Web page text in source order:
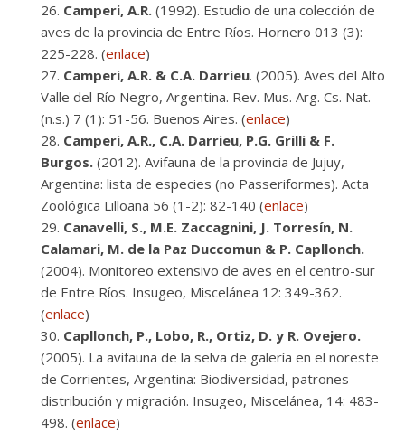
Camperi, A.R. (1992). Estudio de una colección de
aves de la provincia de Entre Ríos. Hornero 013 (3):
225-228. (enlace)
Camperi, A.R. & C.A. Darrieu. (2005). Aves del Alto
Valle del Río Negro, Argentina. Rev. Mus. Arg. Cs. Nat.
(n.s.) 7 (1): 51-56. Buenos Aires. (enlace)
Camperi, A.R., C.A. Darrieu, P.G. Grilli & F.
Burgos. (2012). Avifauna de la provincia de Jujuy,
Argentina: lista de especies (no Passeriformes). Acta
Zoológica Lilloana 56 (1-2): 82-140 (enlace)
Canavelli, S., M.E. Zaccagnini, J. Torresín, N.
Calamari, M. de la Paz Duccomun & P. Capllonch.
(2004). Monitoreo extensivo de aves en el centro-sur
de Entre Ríos. Insugeo, Miscelánea 12: 349-362.
(enlace)
Capllonch, P., Lobo, R., Ortiz, D. y R. Ovejero.
(2005). La avifauna de la selva de galería en el noreste
de Corrientes, Argentina: Biodiversidad, patrones
distribución y migración. Insugeo, Miscelánea, 14: 483-
498. (enlace)